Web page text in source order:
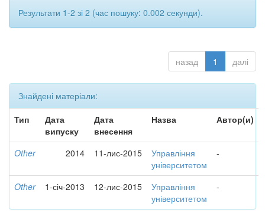
Результати 1-2 зі 2 (час пошуку: 0.002 секунди).
назад 1 далі
Знайдені матеріали:
Тип
Дата
випуску
Дата
внесення
Назва Автор(и)
Other 2014 11-лис-2015
Управління
університетом
-
Other 1-січ-2013 12-лис-2015
Управління
університетом
-